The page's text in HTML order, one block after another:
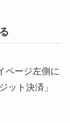
ページ左側に
ット決済」